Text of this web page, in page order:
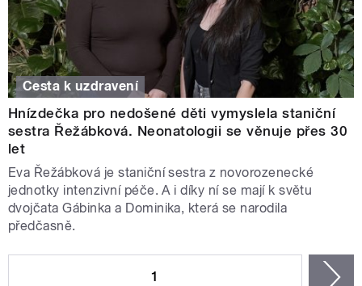
Cesta k uzdravení
Hnízdečka pro nedošené děti vymyslela staniční
sestra Řežábková. Neonatologii se věnuje přes 30
let
Eva Řežábková je staniční sestra z novorozenecké
jednotky intenzivní péče. A i díky ní se mají k světu
dvojčata Gábinka a Dominika, která se narodila
předčasně.
1